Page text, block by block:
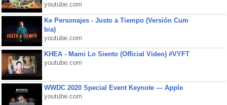
youtube.com
Ke Personajes - Justo a Tiempo (Versión Cum
bia)
youtube.com
KHEA - Mami Lo Siento (Official Video) #VYFT
youtube.com
WWDC 2020 Special Event Keynote — Apple
youtube.com